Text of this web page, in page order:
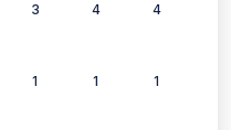
3 4 4
1 1 1